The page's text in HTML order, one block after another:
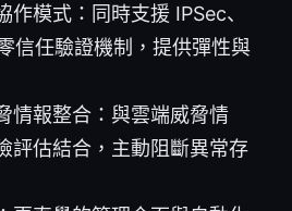
作模式：同時支援 IPSec、
信任驗證機制，提供彈性與
情報整合：與雲端威脅情
評估結合，主動阻斷異常存